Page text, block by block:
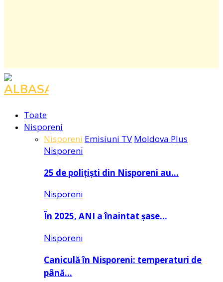
Facebook
Instagram
Youtube
Toate
Nisporeni
Nisporeni Emisiuni TV Moldova Plus
Nisporeni
25 de polițiști din Nisporeni au…
Nisporeni
În 2025, ANI a înaintat șase…
Nisporeni
Caniculă în Nisporeni: temperaturi de
până…